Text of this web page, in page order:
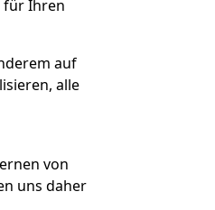
für Ihren
auf
alle
von
uns daher